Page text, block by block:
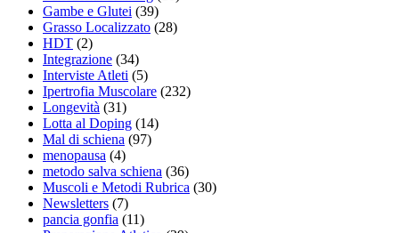
Gambe e Glutei (39)
Grasso Localizzato (28)
HDT (2)
Integrazione (34)
Interviste Atleti (5)
Ipertrofia Muscolare (232)
Longevità (31)
Lotta al Doping (14)
Mal di schiena (97)
menopausa (4)
metodo salva schiena (36)
Muscoli e Metodi Rubrica (30)
Newsletters (7)
pancia gonfia (11)